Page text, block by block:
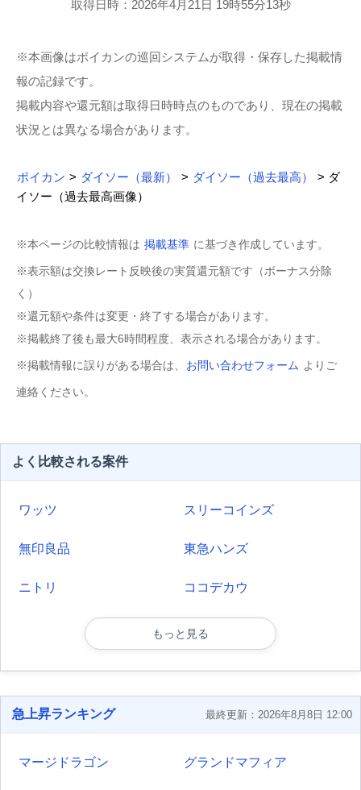
取得日時：2026年4月21日 19時55分13秒
※本画像はポイカンの巡回システムが取得・保存した掲載情
報の記録です。
掲載内容や還元額は取得日時時点のものであり、現在の掲載
状況とは異なる場合があります。
ポイカン > ダイソー（最新） > ダイソー（過去最高）
> ダ
イソー（過去最高画像）
※本ページの比較情報は 掲載基準 に基づき作成しています。
※表示額は交換レート反映後の実質還元額です（ボーナス分除
く）
※還元額や条件は変更・終了する場合があります。
※掲載終了後も最大6時間程度、表示される場合があります。
※掲載情報に誤りがある場合は、 お問い合わせフォーム よりご
連絡ください。
よく比較される案件
ワッツ スリーコインズ
無印良品 東急ハンズ
ニトリ ココデカウ
もっと見る
急上昇ランキング 最終更新：2026年8月8日 12:00
マージドラゴン グランドマフィア